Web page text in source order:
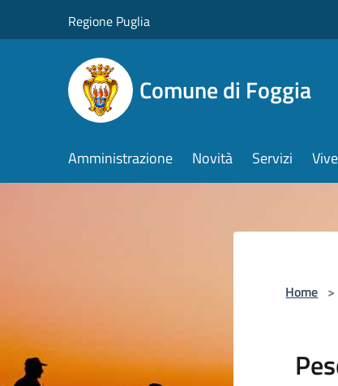
Regione Puglia
Comune di Foggia
Amministrazione Novità Servizi
Home >